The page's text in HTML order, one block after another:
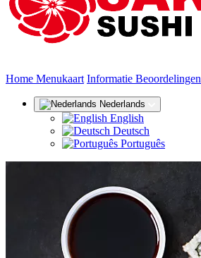
Home (huidige)
Menukaart Informatie Beoordelingen
Nederlands
English
Deutsch
Português